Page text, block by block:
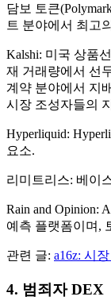
담보 토큰
트 분야에서 최고
Kalshi: 미국 상품
재 거래량에서 선
계약 분야에서 지
시장 조성자들의
Hyperliquid:
요소.
리미트리스: 베이
Rain and Opinion:
예측 플랫폼이며,
관련 글: a16z: 시
4. 범죄자 DEX